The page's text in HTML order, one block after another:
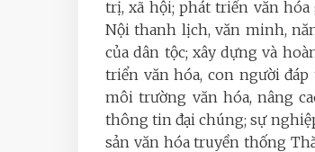
trị, xã hội; phát triển văn
Nội thanh lịch, văn minh,
của dân tộc; xây dựng và
triển văn hóa, con người
môi trường văn hóa, nâng
thông tin đại chúng; sự
sản văn hóa truyền thống